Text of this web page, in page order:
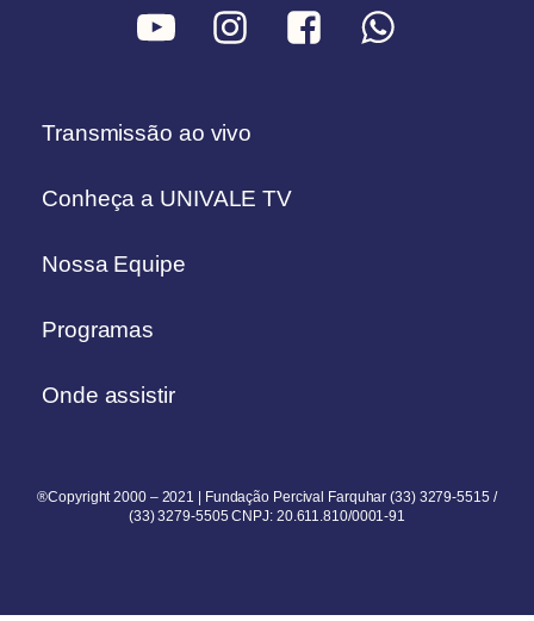
Transmissão ao vivo
Conheça a UNIVALE TV
Nossa Equipe
Programas
Onde assistir
®Copyright 2000 – 2021 | Fundação Percival Farquhar (33) 3279-5515 /
(33) 3279-5505 CNPJ: 20.611.810/0001-91